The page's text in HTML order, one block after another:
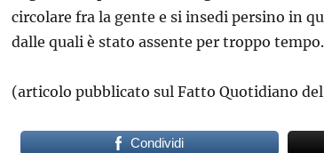
circolare fra la gente e si insedi persino in
dalle quali è stato assente per troppo tempo.
(articolo pubblicato sul Fatto Quotidiano
Condividi